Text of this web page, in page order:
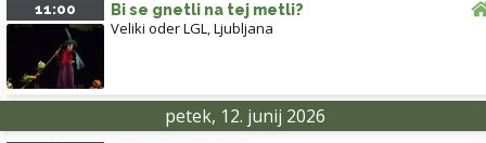
11:00 Bi se gnetli na tej metli?
Veliki oder LGL,Ljubljana
petek, 12. junij 2026